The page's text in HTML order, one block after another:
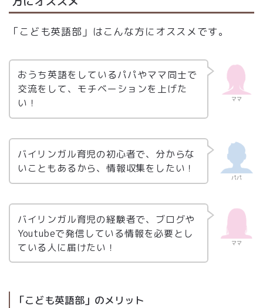
「こども英語部」はこんな方にオススメです。
ママ
おうち英語をしているパパやママ同士で
交流をして、モチベーションを上げた
い！
パパ
バイリンガル育児の初心者で、分からな
いこともあるから、情報収集をしたい！
ママ
バイリンガル育児の経験者で、ブログや
Youtubeで発信している情報を必要とし
ている人に届けたい！
「こども英語部」のメリット